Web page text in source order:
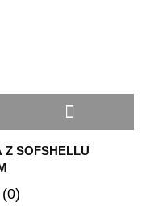
Z SOFSHELLU
(0)